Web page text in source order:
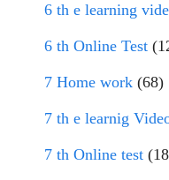
6 th e learning
6 th Online Test
7 Home work (68)
7 th e learnig
7 th Online test